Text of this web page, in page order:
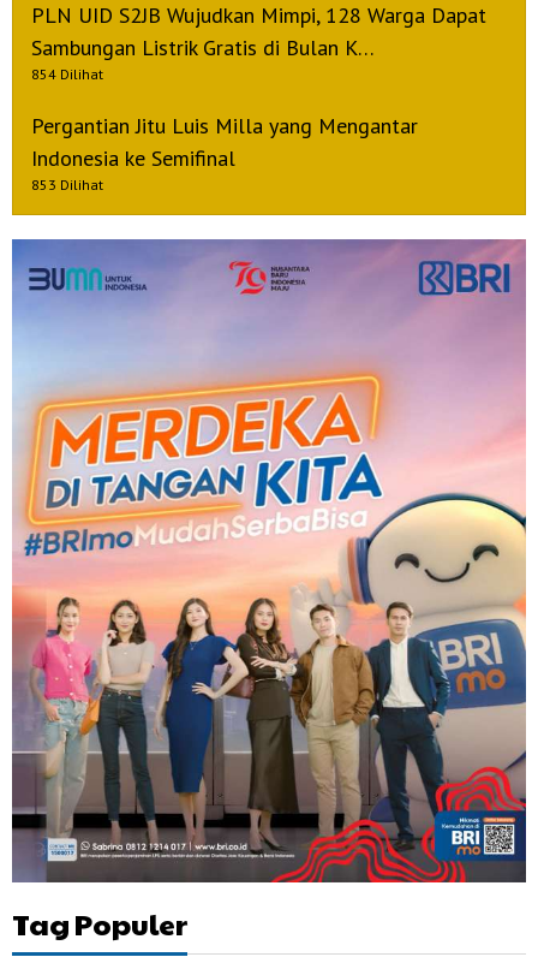
PLN UID S2JB Wujudkan Mimpi, 128 Warga Dapat
Sambungan Listrik Gratis di Bulan K…
854 Dilihat
Pergantian Jitu Luis Milla yang Mengantar
Indonesia ke Semifinal
853 Dilihat
Tag Populer